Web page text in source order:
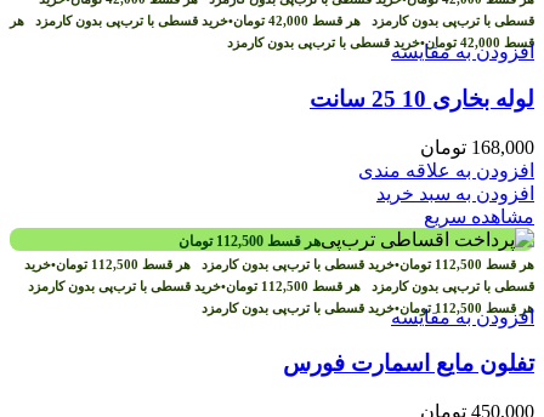
قسطی با ترب‌پی بدون کارمزد هر قسط 42,000 تومان•خرید قسطی با ترب‌پی بدون کارمزد هر
قسط 42,000 تومان•خرید قسطی با ترب‌پی بدون کارمزدافزودن به مقایسه
لوله بخاری 10 25 سانت
168,000 تومان
افزودن به علاقه مندی
افزودن به سبد خرید
مشاهده سریع
هر قسط 112,500 تومان
هر قسط 112,500 تومان•خرید قسطی با ترب‌پی بدون کارمزد هر قسط 112,500 تومان•خرید
قسطی با ترب‌پی بدون کارمزد هر قسط 112,500 تومان•خرید قسطی با ترب‌پی بدون کارمزد
هر قسط 112,500 تومان•خرید قسطی با ترب‌پی بدون کارمزدافزودن به مقایسه
تفلون مایع اسمارت فورس
450,000 تومان